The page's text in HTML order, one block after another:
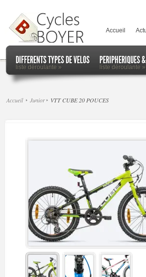
Accueil
DIFFERENTS TYPES DE VELOS
liste déroulante »
PERIPHERIQUES
liste déroulante »
Accueil Junior VTT CUBE 20 POUCES